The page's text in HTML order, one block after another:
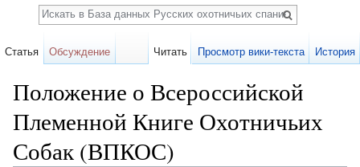
Положение о Всероссийской
Племенной Книге Охотничьих
Собак (ВПКОС)
Статья Обсуждение Читать Просмотр вики-текста История
Поиск